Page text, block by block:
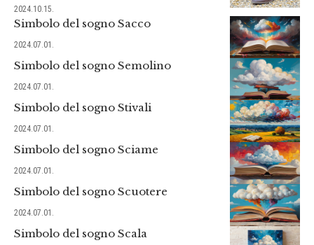
2024.10.15.
Simbolo del sogno Sacco
2024.07.01.
Simbolo del sogno Semolino
2024.07.01.
Simbolo del sogno Stivali
2024.07.01.
Simbolo del sogno Sciame
2024.07.01.
Simbolo del sogno Scuotere
2024.07.01.
Simbolo del sogno Scala